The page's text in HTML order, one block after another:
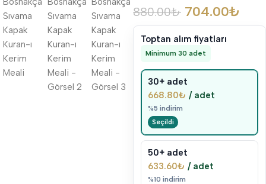
880.00₺ 704.00₺
Toptan alım fiyatları
Minimum 30 adet
30+ adet
668.80₺ / adet
%5 indirim
50+ adet
633.60₺ / adet
%10 indirim